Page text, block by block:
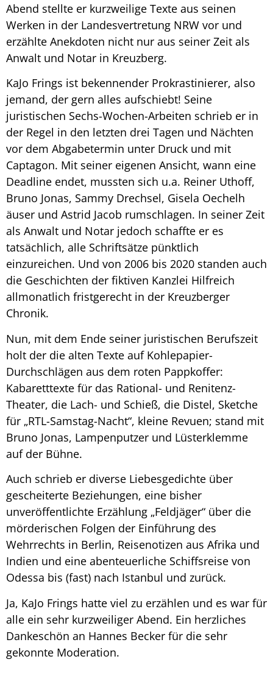
Abend stellte er kurzweilige Texte aus seinen
Werken in der Landesvertretung NRW vor und
erzählte Anekdoten nicht nur aus seiner Zeit als
Anwalt und Notar in Kreuzberg.
KaJo Frings ist bekennender Prokrastinierer, also
jemand, der gern alles aufschiebt! Seine
juristischen Sechs-Wochen-Arbeiten schrieb er in
der Regel in den letzten drei Tagen und Nächten
vor dem Abgabetermin unter Druck und mit
Captagon. Mit seiner eigenen Ansicht, wann eine
Deadline endet, mussten sich u.a. Reiner Uthoff,
Bruno Jonas, Sammy Drechsel, Gisela Oechelh
äuser und Astrid Jacob rumschlagen. In seiner Zeit
als Anwalt und Notar jedoch schaffte er es
tatsächlich, alle Schriftsätze pünktlich
einzureichen. Und von 2006 bis 2020 standen auch
die Geschichten der fiktiven Kanzlei Hilfreich
allmonatlich fristgerecht in der Kreuzberger
Chronik.
Nun, mit dem Ende seiner juristischen Berufszeit
holt der die alten Texte auf Kohlepapier-
Durchschlägen aus dem roten Pappkoffer:
Kabaretttexte für das Rational- und Renitenz-
Theater, die Lach- und Schieß, die Distel, Sketche
für „RTL-Samstag-Nacht“, kleine Revuen; stand mit
Bruno Jonas, Lampenputzer und Lüsterklemme
auf der Bühne.
Auch schrieb er diverse Liebesgedichte über
gescheiterte Beziehungen, eine bisher
unveröffentlichte Erzählung „Feldjäger“ über die
mörderischen Folgen der Einführung des
Wehrrechts in Berlin, Reisenotizen aus Afrika und
Indien und eine abenteuerliche Schiffsreise von
Odessa bis (fast) nach Istanbul und zurück.
Ja, KaJo Frings hatte viel zu erzählen und es war für
alle ein sehr kurzweiliger Abend. Ein herzliches
Dankeschön an Hannes Becker für die sehr
gekonnte Moderation.